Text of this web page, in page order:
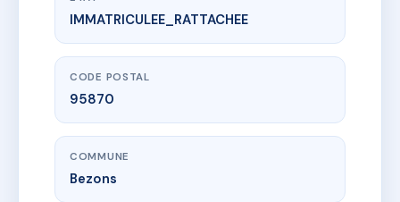
www.vme.plus/AH9973207
SDC 6 Rue Mirabeau
6 r mirabeau
IMMATRICULEE_RATTACHEE
CODE POSTAL
95870
COMMUNE
Bezons